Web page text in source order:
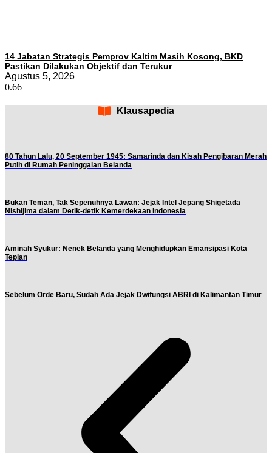
14 Jabatan Strategis Pemprov Kaltim Masih Kosong, BKD
Pastikan Dilakukan Objektif dan Terukur
Agustus 5, 2026
Klausapedia
80 Tahun Lalu, 20 September 1945: Samarinda dan Kisah Pengibaran Merah
Putih di Rumah Peninggalan Belanda
Bukan Teman, Tak Sepenuhnya Lawan: Jejak Intel Jepang Shigetada
Nishijima dalam Detik-detik Kemerdekaan Indonesia
Aminah Syukur: Nenek Belanda yang Menghidupkan Emansipasi Kota
Tepian
Sebelum Orde Baru, Sudah Ada Jejak Dwifungsi ABRI di Kalimantan Timur